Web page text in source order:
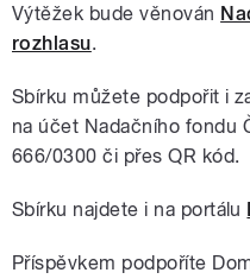
Výtěžek bude věnován
rozhlasu.
Sbírku můžete podpořit i
na účet Nadačního fondu
666/0300 či přes QR kód.
Sbírku najdete i na portálu
Příspěvkem podpoříte